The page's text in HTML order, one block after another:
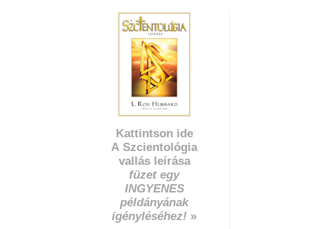
Kattintson ide
A Szcientológia
vallás leírása
füzet egy
INGYENES
példányának
igényléséhez! »